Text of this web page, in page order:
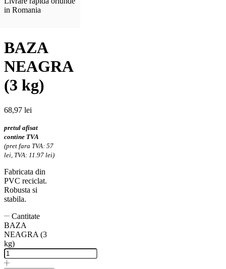
in Romania
BAZA
NEAGRA
(3 kg)
68,97 lei
pretul afisat
contine TVA
(pret fara TVA: 57
lei, TVA: 11.97 lei)
Fabricata din
PVC reciclat.
Robusta si
stabila.
Cantitate
BAZA
NEAGRA (3
kg)